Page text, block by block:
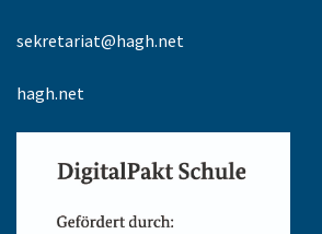
sekretariat@hagh.net
hagh.net